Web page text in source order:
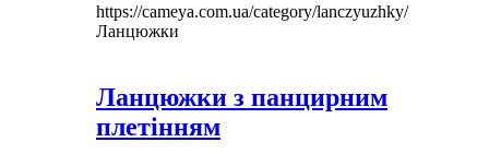
https://cameya.com.ua/category/lanczyuzhky/
Ланцюжки
Ланцюжки з панцирним
плетінням